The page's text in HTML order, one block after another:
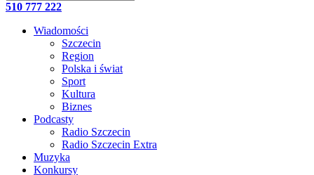
510 777 222
Wiadomości
Szczecin
Region
Polska i świat
Sport
Kultura
Biznes
Podcasty
Radio Szczecin
Radio Szczecin Extra
Muzyka
Konkursy